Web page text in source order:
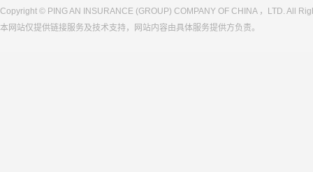
Copyright © PING AN INSURANCE (GROUP) COMPANY OF CHINA ，LTD. All
本网站仅提供链接服务及技术支持，网站内容由具体服务提供方负责。